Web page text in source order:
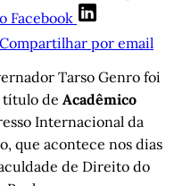
Facebook
Compartilhar por email
Tarso Genro foi
título de Acadêmico
Internacional da
que acontece nos dias
de Direito do